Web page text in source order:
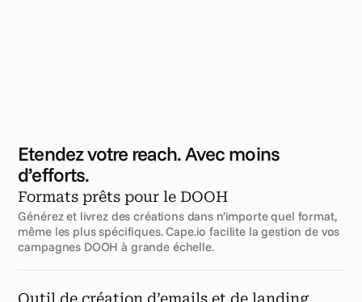
Etendez votre reach. Avec moins
d’efforts.
Formats prêts pour le DOOH
Générez et livrez des créations dans n’importe quel format,
même les plus spécifiques. Cape.io facilite la gestion de vos
campagnes DOOH à grande échelle.
Outil de création d’emails et de landing